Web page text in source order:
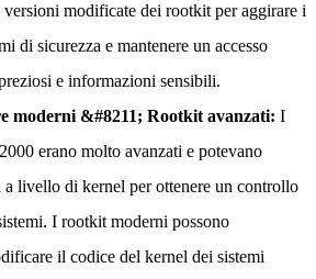
modificate dei rootkit per aggirare i
di sicurezza e mantenere un accesso
e informazioni sensibili.
moderni &#8211; Rootkit avanzati: I
erano molto avanzati e potevano
livello di kernel per ottenere un controllo
I rootkit moderni possono
il codice del kernel dei sistemi